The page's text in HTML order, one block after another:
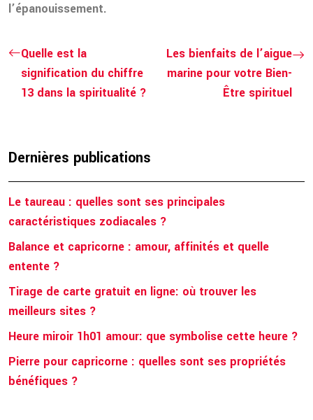
l’épanouissement.
Quelle est la
signification du chiffre
13 dans la spiritualité ?
Les bienfaits de l’aigue
marine pour votre Bien-
Être spirituel
Dernières publications
Le taureau : quelles sont ses principales
caractéristiques zodiacales ?
Balance et capricorne : amour, affinités et quelle
entente ?
Tirage de carte gratuit en ligne: où trouver les
meilleurs sites ?
Heure miroir 1h01 amour: que symbolise cette heure ?
Pierre pour capricorne : quelles sont ses propriétés
bénéfiques ?